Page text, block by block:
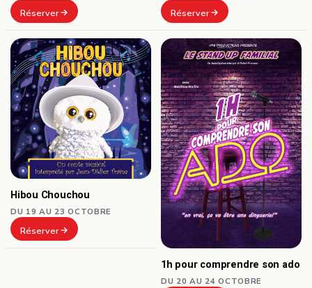
Réserver Réserver
Hibou Chouchou
DU 19 AU 23 OCTOBRE
Réserver
1h pour comprendre son ado
DU 20 AU 24 OCTOBRE